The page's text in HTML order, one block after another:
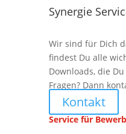
Synergie
Wir sind für Dich
findest Du alle
Downloads, die
Fragen? Dann
Kontakt
Service für